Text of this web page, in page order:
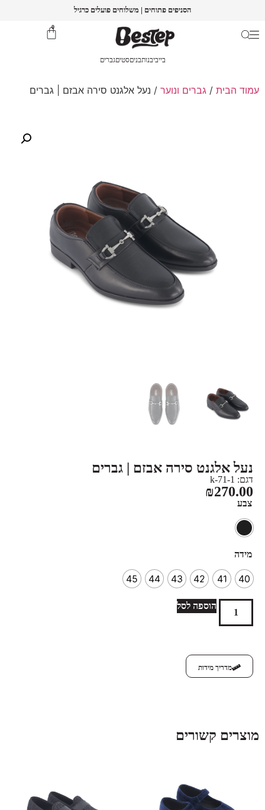
הסניפים פתוחים | משלוחים פועלים כרגיל
0
בייביבנותבניםסטיםגברים
עמוד הבית / גברים ונוער / נעל אלגנט סירה אבזם | גברים
נעל אלגנט סירה אבזם | גברים
דגם: k-71-1
₪270.00
צבע
מידה
40
41
42
43
44
45
הוספה לסל
מדריך מידות
מוצרים קשורים